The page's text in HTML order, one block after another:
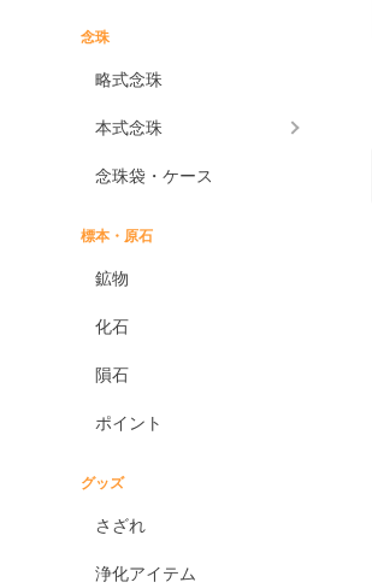
念珠
略式念珠
本式念珠
念珠袋・ケース
標本・原石
鉱物
化石
隕石
ポイント
グッズ
さざれ
浄化アイテム